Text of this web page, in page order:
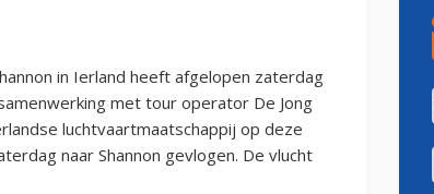
in Ierland heeft afgelopen zaterdag
met tour operator De Jong
luchtvaartmaatschappij op deze
naar Shannon gevlogen. De vlucht